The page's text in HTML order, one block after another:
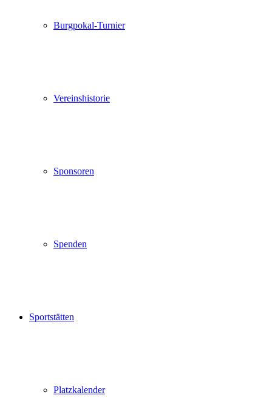
Burgpokal-Turnier
Vereinshistorie
Sponsoren
Spenden
Sportstätten
Platzkalender